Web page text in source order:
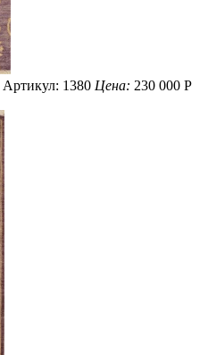
Артикул: 1380 Цена: 230 000 Р